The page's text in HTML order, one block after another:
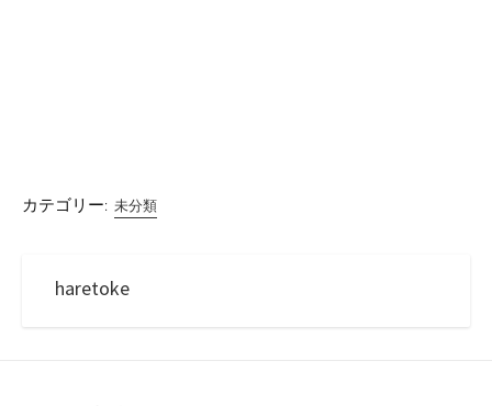
カテゴリー: 未分類
haretoke